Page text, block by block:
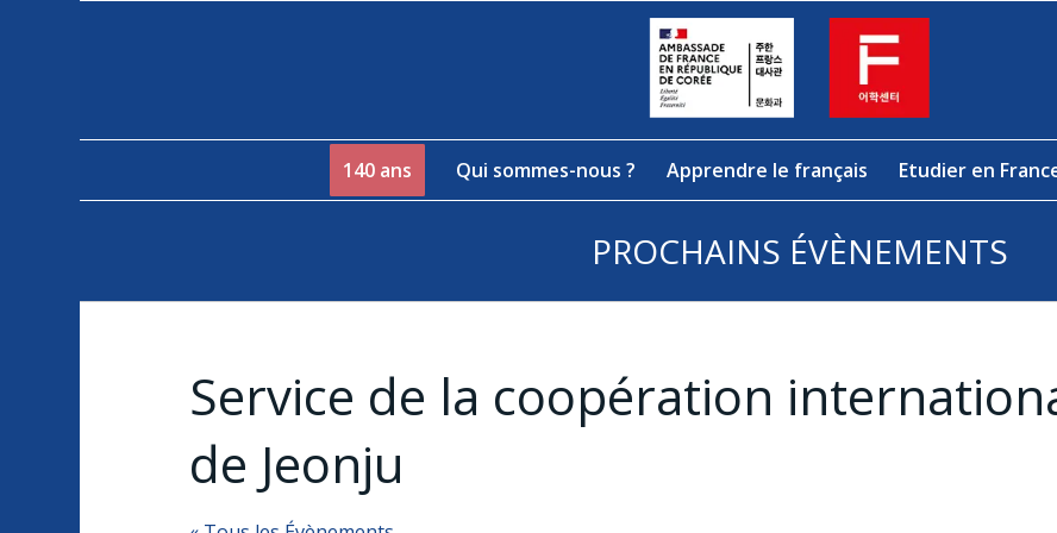
140 ans Qui sommes-nous ? Apprendre le français Etudier en
PROCHAINS ÉVÈNEMENTS
Service de la coopération
de Jeonju